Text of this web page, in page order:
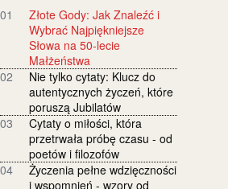
01
Złote Gody: Jak Znaleźć i
Wybrać Najpiękniejsze
Słowa na 50-lecie
Małżeństwa
02
Nie tylko cytaty: Klucz do
autentycznych życzeń, które
poruszą Jubilatów
03
Cytaty o miłości, która
przetrwała próbę czasu - od
poetów i filozofów
04
Życzenia pełne wdzięczności
i wspomnień - wzory od